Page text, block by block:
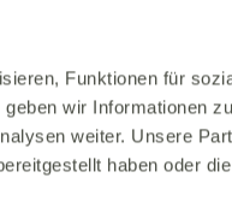
Funktionen für
wir Informationen
weiter. Unsere
haben oder
kg